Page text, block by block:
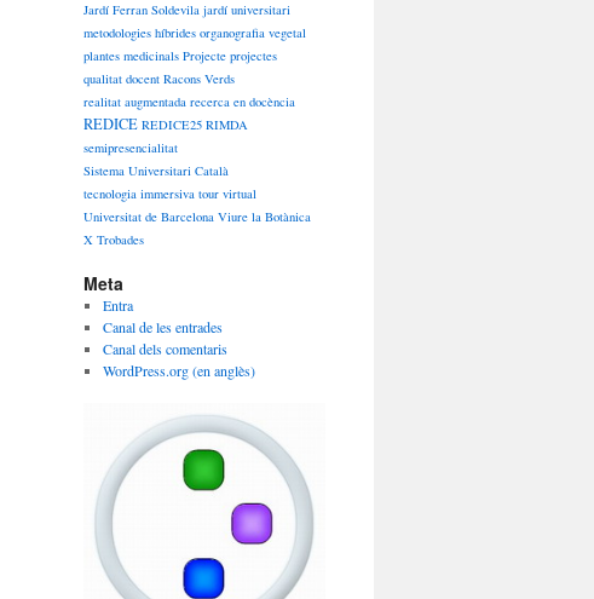
Jardí Ferran Soldevila jardí universitari
metodologies híbrides organografia vegetal
plantes medicinals Projecte projectes
qualitat docent Racons Verds
realitat augmentada recerca en docència
REDICE REDICE25 RIMDA
semipresencialitat
Sistema Universitari Català
tecnologia immersiva tour virtual
Universitat de Barcelona Viure la Botànica
X Trobades
Meta
Entra
Canal de les entrades
Canal dels comentaris
WordPress.org (en anglès)